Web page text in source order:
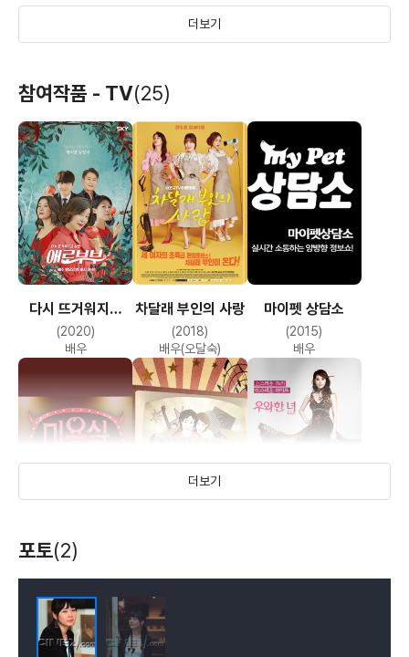
제니, 주노
(2005)
배우(선생님(특별출연))
작업의 정석
(2005)
배우(오지영)
배우(김샘)
내 남자의 로맨스
배우
더보기
참여작품 - TV(25)
다시 뜨거워지고
싶은 애로부부
(2020)
배우
차달래 부인의 사랑
(2018)
배우(오달숙)
마이펫 상담소
(2015)
배우
미용실
더보기
포토(2)